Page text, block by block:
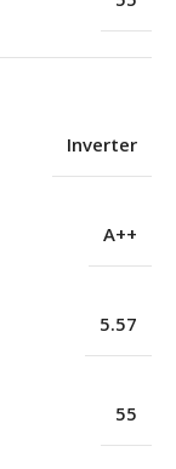
Inverter
A++
5.57
55